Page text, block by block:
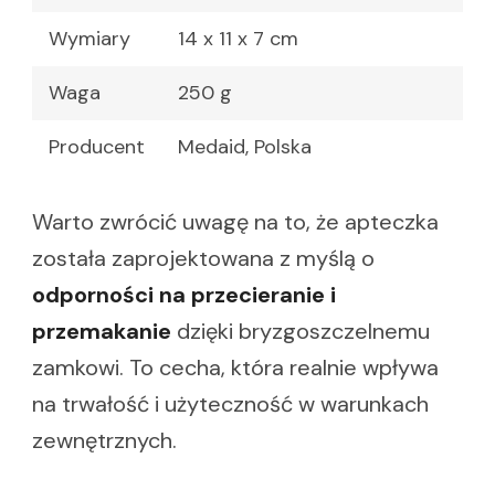
Wymiary 14 x 11 x 7 cm
Waga 250 g
Producent Medaid, Polska
Warto zwrócić uwagę na to, że apteczka
została zaprojektowana z myślą o
odporności na przecieranie i
przemakanie dzięki bryzgoszczelnemu
zamkowi. To cecha, która realnie wpływa
na trwałość i użyteczność w warunkach
zewnętrznych.